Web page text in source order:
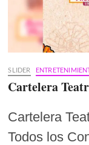
SLIDER
Cartelera
Cartelera
Todos los